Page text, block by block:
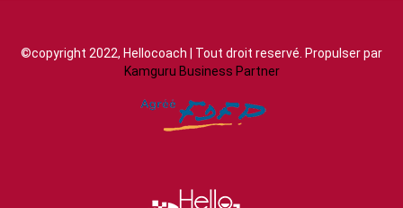
©copyright 2022, Hellocoach | Tout droit reservé. Propulser par
Kamguru Business Partner